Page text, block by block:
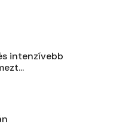
intenzívebb